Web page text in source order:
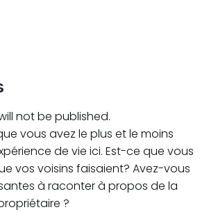
not be published.
vous avez le plus et le moins
de vie ici. Est-ce que vous
vos voisins faisaient? Avez-vous
à raconter à propos de la
?